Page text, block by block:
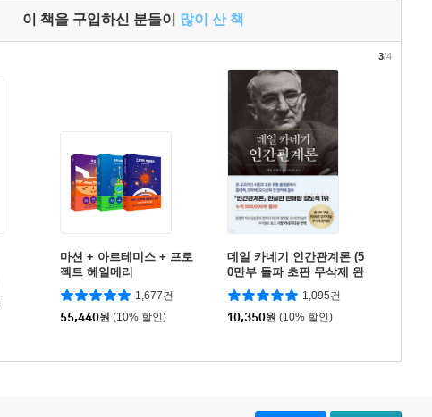
이 책을 구입하신 분들이 많이 산 책
마션 + 아르테미스 + 프로
젝트 헤일메리
1,677건
55,440원 (10% 할인)
데일 카네기 인간관계론 (5
0만부 돌파 초판 무삭제 완
역본)
1,095건
10,350원 (10% 할인)
3/4